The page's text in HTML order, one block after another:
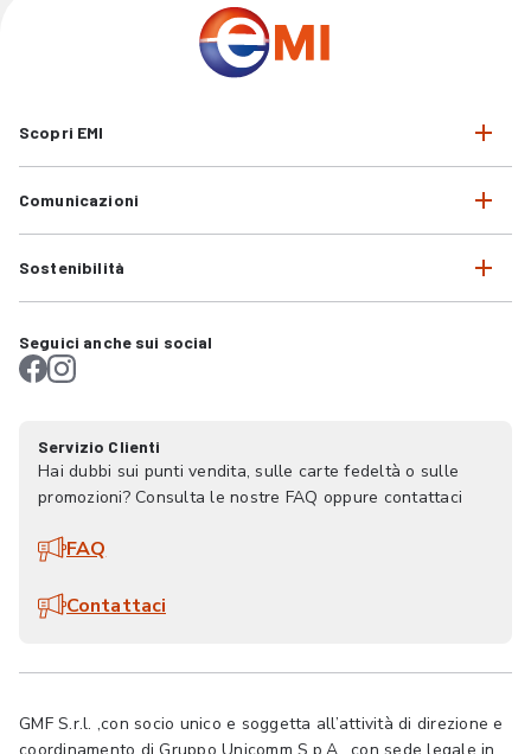
Scopri EMI
Comunicazioni
Sostenibilità
Seguici anche sui social
Servizio Clienti
Hai dubbi sui punti vendita, sulle carte fedeltà o sulle
promozioni? Consulta le nostre FAQ oppure contattaci
FAQ
Contattaci
GMF S.r.l. ,con socio unico e soggetta all’attività di direzione e